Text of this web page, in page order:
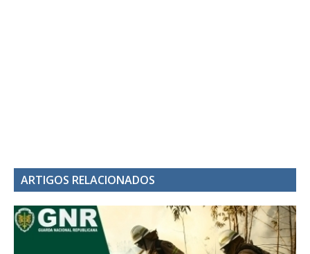
ARTIGOS RELACIONADOS